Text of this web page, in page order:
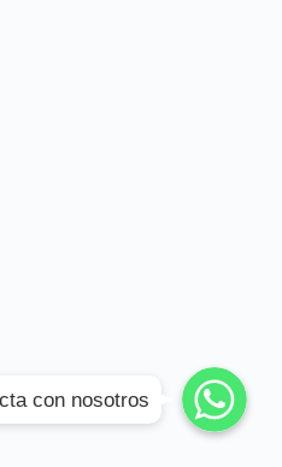
WhatsApp
WhatsApp
WhatsApp
con nosotros